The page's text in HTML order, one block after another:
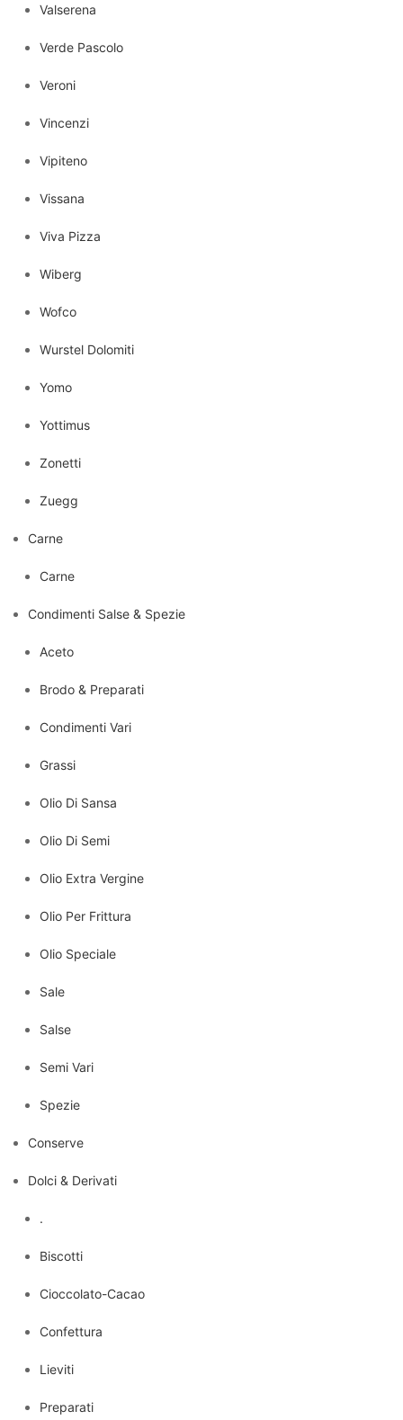
Valserena
Verde Pascolo
Veroni
Vincenzi
Vipiteno
Vissana
Viva Pizza
Wiberg
Wofco
Wurstel Dolomiti
Yomo
Yottimus
Zonetti
Zuegg
Carne
Carne
Condimenti Salse & Spezie
Aceto
Brodo & Preparati
Condimenti Vari
Grassi
Olio Di Sansa
Olio Di Semi
Olio Extra Vergine
Olio Per Frittura
Olio Speciale
Sale
Salse
Semi Vari
Spezie
Conserve
Dolci & Derivati
.
Biscotti
Cioccolato-Cacao
Confettura
Lieviti
Preparati